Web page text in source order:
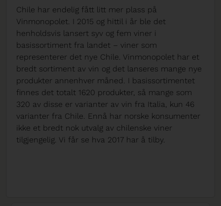
Chile har endelig fått litt mer plass på
Vinmonopolet. I 2015 og hittil i år ble det
henholdsvis lansert syv og fem viner i
basissortiment fra landet – viner som
representerer det nye Chile. Vinmonopolet har et
bredt sortiment av vin og det lanseres mange nye
produkter annenhver måned. I basissortimentet
finnes det totalt 1620 produkter, så mange som
320 av disse er varianter av vin fra Italia, kun 46
varianter fra Chile. Ennå har norske konsumenter
ikke et bredt nok utvalg av chilenske viner
tilgjengelig. Vi får se hva 2017 har å tilby.